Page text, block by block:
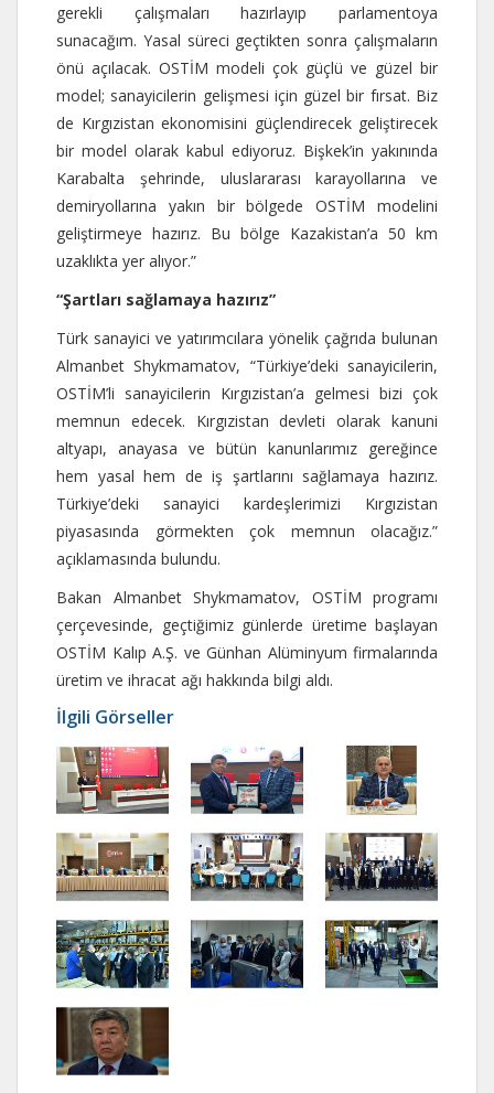
gerekli çalışmaları hazırlayıp parlamentoya
sunacağım. Yasal süreci geçtikten sonra çalışmaların
önü açılacak. OSTİM modeli çok güçlü ve güzel bir
model; sanayicilerin gelişmesi için güzel bir fırsat. Biz
de Kırgızistan ekonomisini güçlendirecek geliştirecek
bir model olarak kabul ediyoruz. Bişkek’in yakınında
Karabalta şehrinde, uluslararası karayollarına ve
demiryollarına yakın bir bölgede OSTİM modelini
geliştirmeye hazırız. Bu bölge Kazakistan’a 50 km
uzaklıkta yer alıyor.”
“Şartları sağlamaya hazırız”
Türk sanayici ve yatırımcılara yönelik çağrıda bulunan
Almanbet Shykmamatov, “Türkiye’deki sanayicilerin,
OSTİM’li sanayicilerin Kırgızistan’a gelmesi bizi çok
memnun edecek. Kırgızistan devleti olarak kanuni
altyapı, anayasa ve bütün kanunlarımız gereğince
hem yasal hem de iş şartlarını sağlamaya hazırız.
Türkiye’deki sanayici kardeşlerimizi Kırgızistan
piyasasında görmekten çok memnun olacağız.”
açıklamasında bulundu.
Bakan Almanbet Shykmamatov, OSTİM programı
çerçevesinde, geçtiğimiz günlerde üretime başlayan
OSTİM Kalıp A.Ş. ve Günhan Alüminyum firmalarında
üretim ve ihracat ağı hakkında bilgi aldı.
İlgili Görseller